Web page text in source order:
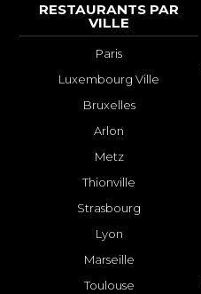
RESTAURANTS PAR
VILLE
Paris
Luxembourg Ville
Bruxelles
Arlon
Metz
Thionville
Strasbourg
Lyon
Marseille
Toulouse